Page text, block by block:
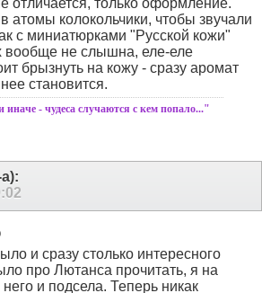
отличается, только оформление.
атомы колокольчики, чтобы звучали
с миниатюрками "Русской кожи"
вообще не слышна, еле-еле
брызнуть на кожу - сразу аромат
становится.
- чудеса случаются с кем попало..."
и сразу столько интересного
про Лютанса прочитать, я на
и подсела. Теперь никак